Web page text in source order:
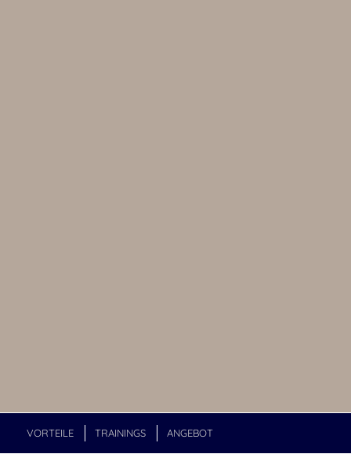
VORTEILE TRAININGS ANGEBOT